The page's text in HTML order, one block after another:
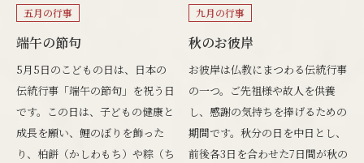
五月の行事
端午の節句
5月5日のこどもの日は、日本の
伝統行事「端午の節句」を祝う日
です。この日は、子どもの健康と
成長を願い、鯉のぼりを飾った
り、柏餅（かしわもち）や粽（ち
九月の行事
秋のお彼岸
お彼岸は仏教にまつわる伝統行事
の一つ。ご先祖様や故人を供養
し、感謝の気持ちを捧げるための
期間です。秋分の日を中日とし、
前後各3日を合わせた7日間が秋の